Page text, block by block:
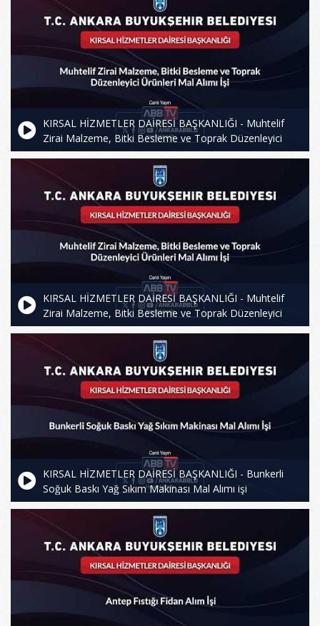
KIRSAL HİZMETLER DAİRESİ BAŞKANLIĞI - Muhtelif
Zirai Malzeme, Bitki Besleme ve Toprak Düzenleyici
Ürünleri Mal Alımı İşi
KIRSAL HİZMETLER DAİRESİ BAŞKANLIĞI - Muhtelif
Zirai Malzeme, Bitki Besleme ve Toprak Düzenleyici
Ürünleri Mal Alımı İşi
KIRSAL HİZMETLER DAİRESİ BAŞKANLIĞI - Bunkerli
Soğuk Baskı Yağ Sıkım Makinası Mal Alımı işi